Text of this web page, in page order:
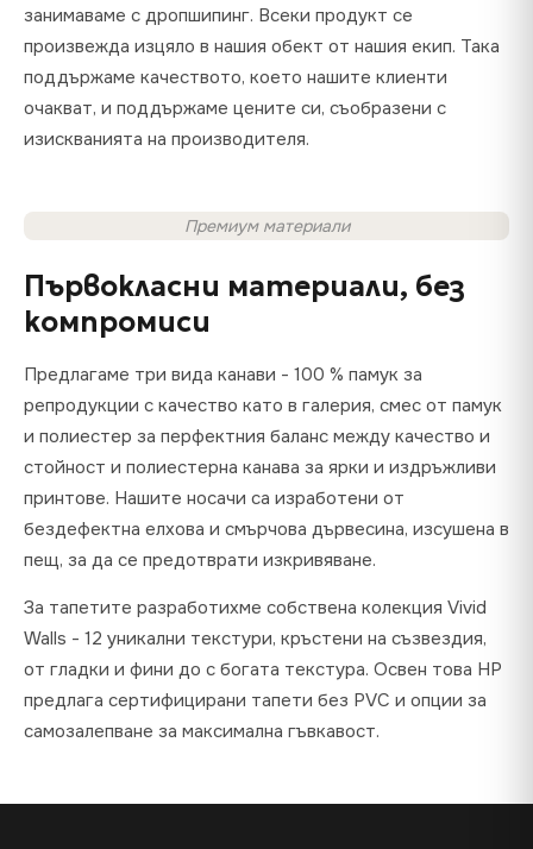
занимаваме с дропшипинг. Всеки продукт се
произвежда изцяло в нашия обект от нашия екип. Така
поддържаме качеството, което нашите клиенти
очакват, и поддържаме цените си, съобразени с
изискванията на производителя.
Премиум материали
Първокласни материали, без
компромиси
Предлагаме три вида канави - 100 % памук за
репродукции с качество като в галерия, смес от памук
и полиестер за перфектния баланс между качество и
стойност и полиестерна канава за ярки и издръжливи
принтове. Нашите носачи са изработени от
бездефектна елхова и смърчова дървесина, изсушена в
пещ, за да се предотврати изкривяване.
За тапетите разработихме собствена колекция Vivid
Walls - 12 уникални текстури, кръстени на съзвездия,
от гладки и фини до с богата текстура. Освен това HP
предлага сертифицирани тапети без PVC и опции за
самозалепване за максимална гъвкавост.